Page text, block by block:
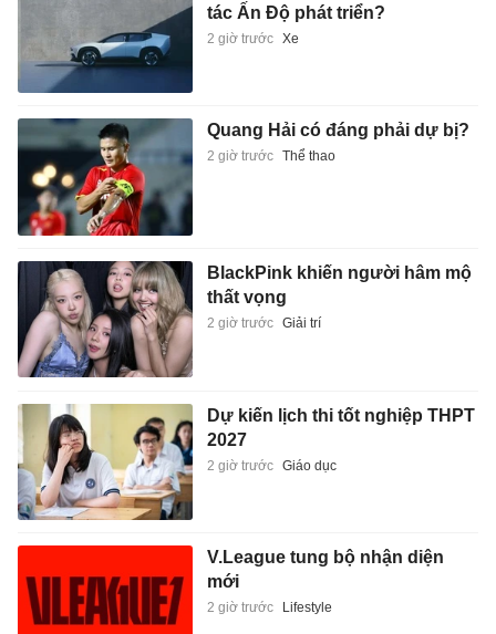
tác Ấn Độ phát triển?
2 giờ trước Xe
Quang Hải có đáng phải dự bị?
2 giờ trước Thể thao
BlackPink khiến người hâm mộ
thất vọng
2 giờ trước Giải trí
Dự kiến lịch thi tốt nghiệp THPT
2027
2 giờ trước Giáo dục
V.League tung bộ nhận diện
mới
2 giờ trước Lifestyle